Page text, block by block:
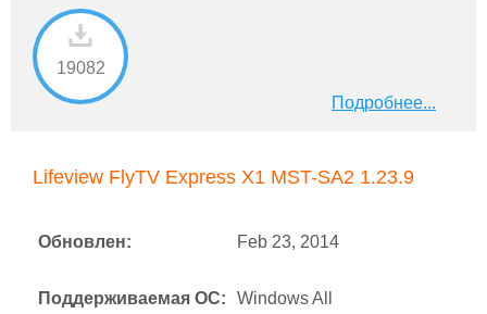
19082
Подробнее...
Lifeview FlyTV Express X1 MST-SA2 1.23.9
Обновлен: Feb 23, 2014
Поддерживаемая ОС: Windows All